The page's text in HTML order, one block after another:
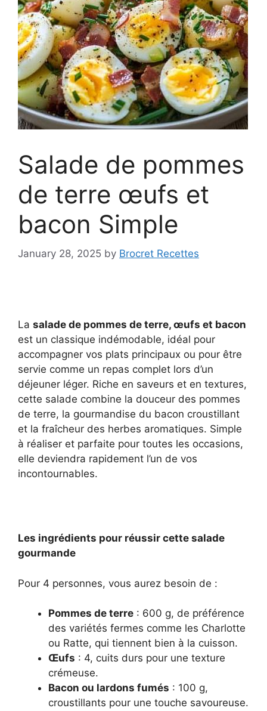
Salade de pommes
de terre œufs et
bacon Simple
January 28, 2025 by Brocret Recettes
La salade de pommes de terre, œufs et bacon
est un classique indémodable, idéal pour
accompagner vos plats principaux ou pour être
servie comme un repas complet lors d’un
déjeuner léger. Riche en saveurs et en textures,
cette salade combine la douceur des pommes
de terre, la gourmandise du bacon croustillant
et la fraîcheur des herbes aromatiques. Simple
à réaliser et parfaite pour toutes les occasions,
elle deviendra rapidement l’un de vos
incontournables.
Les ingrédients pour réussir cette salade
gourmande
Pour 4 personnes, vous aurez besoin de :
Pommes de terre : 600 g, de préférence
des variétés fermes comme les Charlotte
ou Ratte, qui tiennent bien à la cuisson.
Œufs : 4, cuits durs pour une texture
crémeuse.
Bacon ou lardons fumés : 100 g,
croustillants pour une touche savoureuse.